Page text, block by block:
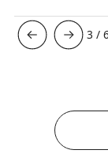
4 /